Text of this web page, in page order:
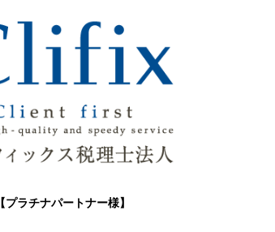
【プラチナパートナー様】